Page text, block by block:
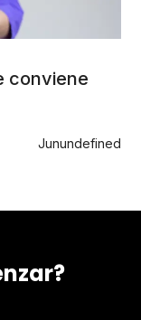
conviene
Junundefined